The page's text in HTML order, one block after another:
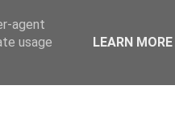
RÉGIMEN - MONARQUÍA
agent
usage
LEARN MORE